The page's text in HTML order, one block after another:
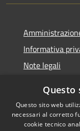
Informativa
Note legali
Questo
Questo sito web
necessari al corretto
cookie tecnico